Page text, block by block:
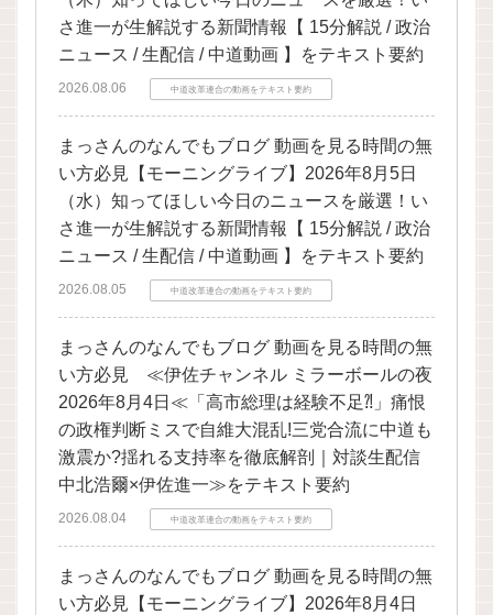
さ進一が生解説する新聞情報【 15分解説 / 政治
ニュース / 生配信 / 中道動画 】をテキスト要約
2026.08.06 中道改革連合の動画をテキスト要約
まっさんのなんでもブログ 動画を見る時間の無
い方必見【モーニングライブ】2026年8月5日
（水）知ってほしい今日のニュースを厳選！い
さ進一が生解説する新聞情報【 15分解説 / 政治
ニュース / 生配信 / 中道動画 】をテキスト要約
2026.08.05 中道改革連合の動画をテキスト要約
まっさんのなんでもブログ 動画を見る時間の無
い方必見 ≪伊佐チャンネル ミラーボールの夜
2026年8月4日≪「高市総理は経験不足⁈」痛恨
の政権判断ミスで自維大混乱!三党合流に中道も
激震か?揺れる支持率を徹底解剖｜対談生配信
中北浩爾×伊佐進一≫をテキスト要約
2026.08.04 中道改革連合の動画をテキスト要約
まっさんのなんでもブログ 動画を見る時間の無
い方必見【モーニングライブ】2026年8月4日